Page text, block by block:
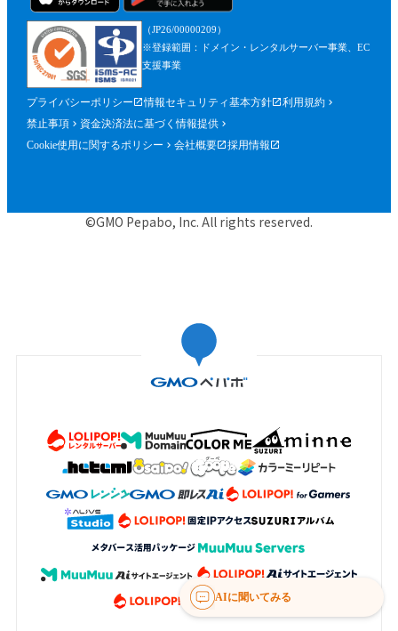
（JP26/00000209）
※登録範囲：ドメイン・レンタルサーバー事業、EC
支援事業
プライバシーポリシー 情報セキュリティ基本方針
利用規約
禁止事項
資金決済法に基づく情報提供
Cookie使用に関するポリシー
会社概要 採用情報
©GMO Pepabo, Inc. All rights reserved.
AIに聞いてみる